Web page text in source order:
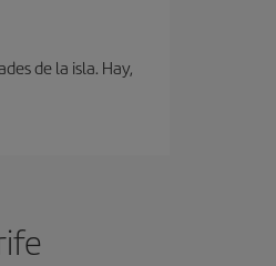
de la isla. Hay,